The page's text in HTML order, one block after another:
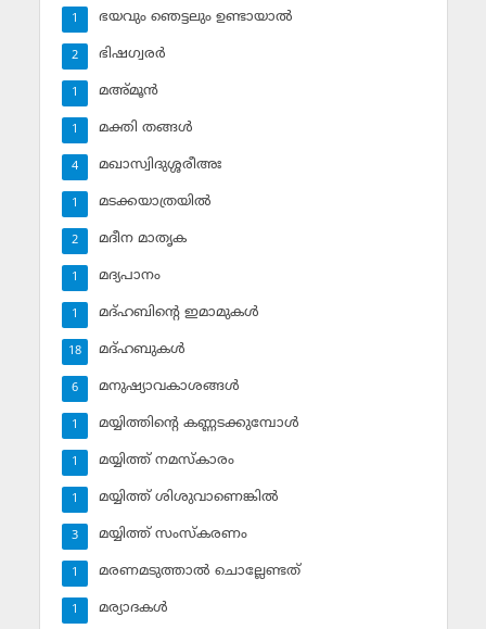
ഭയവും ഞെട്ടലും ഉണ്ടായാല്‍
1
ഭിഷഗ്വരര്‍
2
മഅ്മൂന്‍
1
മക്തി തങ്ങള്‍
1
മഖാസ്വിദുശ്ശരീഅഃ
4
മടക്കയാത്രയില്‍
1
മദീന മാതൃക
2
മദ്യപാനം
1
മദ്ഹബിന്റെ ഇമാമുകള്‍
1
മദ്ഹബുകള്‍
18
മനുഷ്യാവകാശങ്ങള്‍
6
മയ്യിത്തിന്റെ കണ്ണടക്കുമ്പോള്‍
1
മയ്യിത്ത് നമസ്‌കാരം
1
മയ്യിത്ത് ശിശുവാണെങ്കില്‍
1
മയ്യിത്ത് സംസ്‌കരണം
3
മരണമടുത്താല്‍ ചൊല്ലേണ്ടത്
1
മര്യാദകള്‍
1